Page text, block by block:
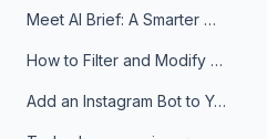
Meet AI Brief: A Smarter Way to Stay on Top of Information
How to Filter and Modify RSS Feeds
Add an Instagram Bot to Your Telegram Channel, Group, or Topic